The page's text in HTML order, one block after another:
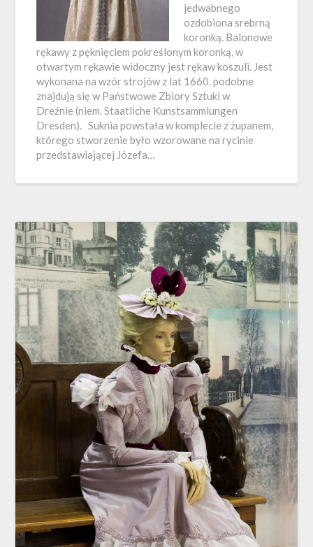
jedwabnego
ozdobiona srebrną
koronką. Balonowe
rękawy z pęknięciem pokreślonym koronką, w
otwartym rękawie widoczny jest rękaw koszuli. Jest
wykonana na wzór strojów z lat 1660. podobne
znajdują się w Państwowe Zbiory Sztuki w
Dreźnie (niem. Staatliche Kunstsammlungen
Dresden). Suknia powstała w komplecie z żupanem,
którego stworzenie było wzorowane na rycinie
przedstawiającej Józefa…